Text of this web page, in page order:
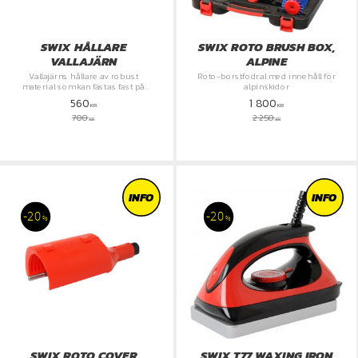
SWIX HÅLLARE
VALLAJÄRN
​Vallajärns hållare av robust
material som kan fästas fast på
560KR
700KR
SWIX ROTO BRUSH BOX,
ALPINE
Roto-borstfodral med innehåll för
alpinskidor
1 800KR
2 250KR
20 %
INFO
20 %
INFO